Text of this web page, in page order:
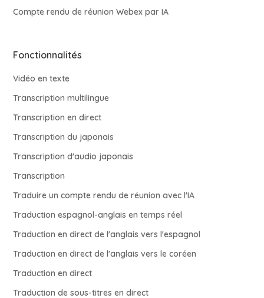
Compte rendu de réunion Webex par IA
Fonctionnalités
Vidéo en texte
Transcription multilingue
Transcription en direct
Transcription du japonais
Transcription d'audio japonais
Transcription
Traduire un compte rendu de réunion avec l'IA
Traduction espagnol-anglais en temps réel
Traduction en direct de l'anglais vers l'espagnol
Traduction en direct de l'anglais vers le coréen
Traduction en direct
Traduction de sous-titres en direct